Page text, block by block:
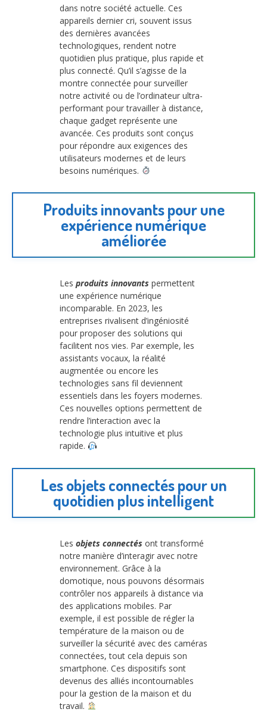
dans notre société actuelle. Ces
appareils dernier cri, souvent issus
des dernières avancées
technologiques, rendent notre
quotidien plus pratique, plus rapide et
plus connecté. Qu’il s’agisse de la
montre connectée pour surveiller
notre activité ou de l’ordinateur ultra-
performant pour travailler à distance,
chaque gadget représente une
avancée. Ces produits sont conçus
pour répondre aux exigences des
utilisateurs modernes et de leurs
besoins numériques.
Produits innovants pour une
expérience numérique
améliorée
Les produits innovants permettent
une expérience numérique
incomparable. En 2023, les
entreprises rivalisent d’ingéniosité
pour proposer des solutions qui
facilitent nos vies. Par exemple, les
assistants vocaux, la réalité
augmentée ou encore les
technologies sans fil deviennent
essentiels dans les foyers modernes.
Ces nouvelles options permettent de
rendre l’interaction avec la
technologie plus intuitive et plus
rapide.
Les objets connectés pour un
quotidien plus intelligent
Les objets connectés ont transformé
notre manière d’interagir avec notre
environnement. Grâce à la
domotique, nous pouvons désormais
contrôler nos appareils à distance via
des applications mobiles. Par
exemple, il est possible de régler la
température de la maison ou de
surveiller la sécurité avec des caméras
connectées, tout cela depuis son
smartphone. Ces dispositifs sont
devenus des alliés incontournables
pour la gestion de la maison et du
travail.